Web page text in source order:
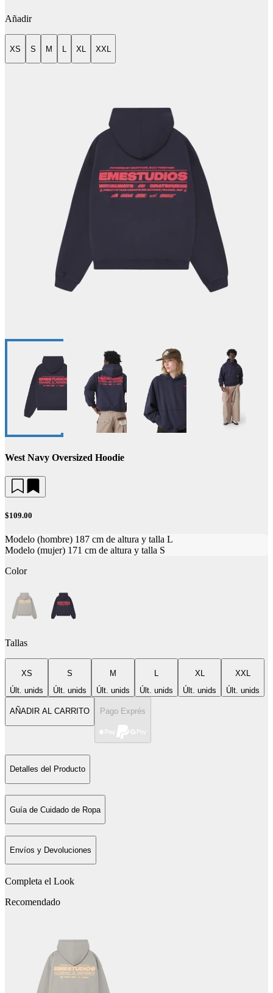
Añadir
XS S M L XL XXL
West Navy Oversized Hoodie
$109.00
Modelo (hombre) 187 cm de altura y talla L
Modelo (mujer) 171 cm de altura y talla S
Color
Tallas
XS
Últ. unids
S
Últ. unids
M
Últ. unids
L
Últ. unids
XL
Últ. unids
XXL
Últ. unids
AÑADIR AL CARRITO Pago Exprés
Detalles del Producto
Guía de Cuidado de Ropa
Envíos y Devoluciones
Completa el Look
Recomendado